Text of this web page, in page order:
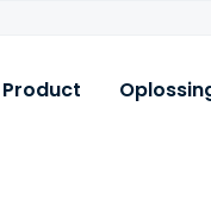
Product